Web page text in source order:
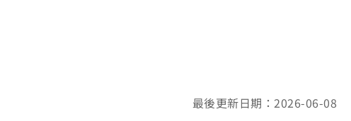
最後更新日期：2026-06-08